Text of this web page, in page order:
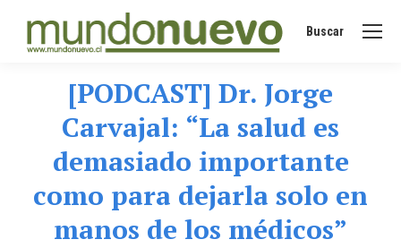
Buscar:
Buscar
[PODCAST] Dr. Jorge
Carvajal: “La salud es
demasiado importante
como para dejarla solo en
manos de los médicos”